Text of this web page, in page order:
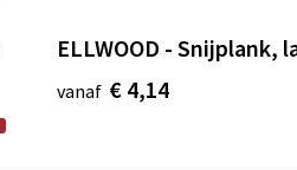
ELLWOOD - Snijplank,
vanaf € 4,14